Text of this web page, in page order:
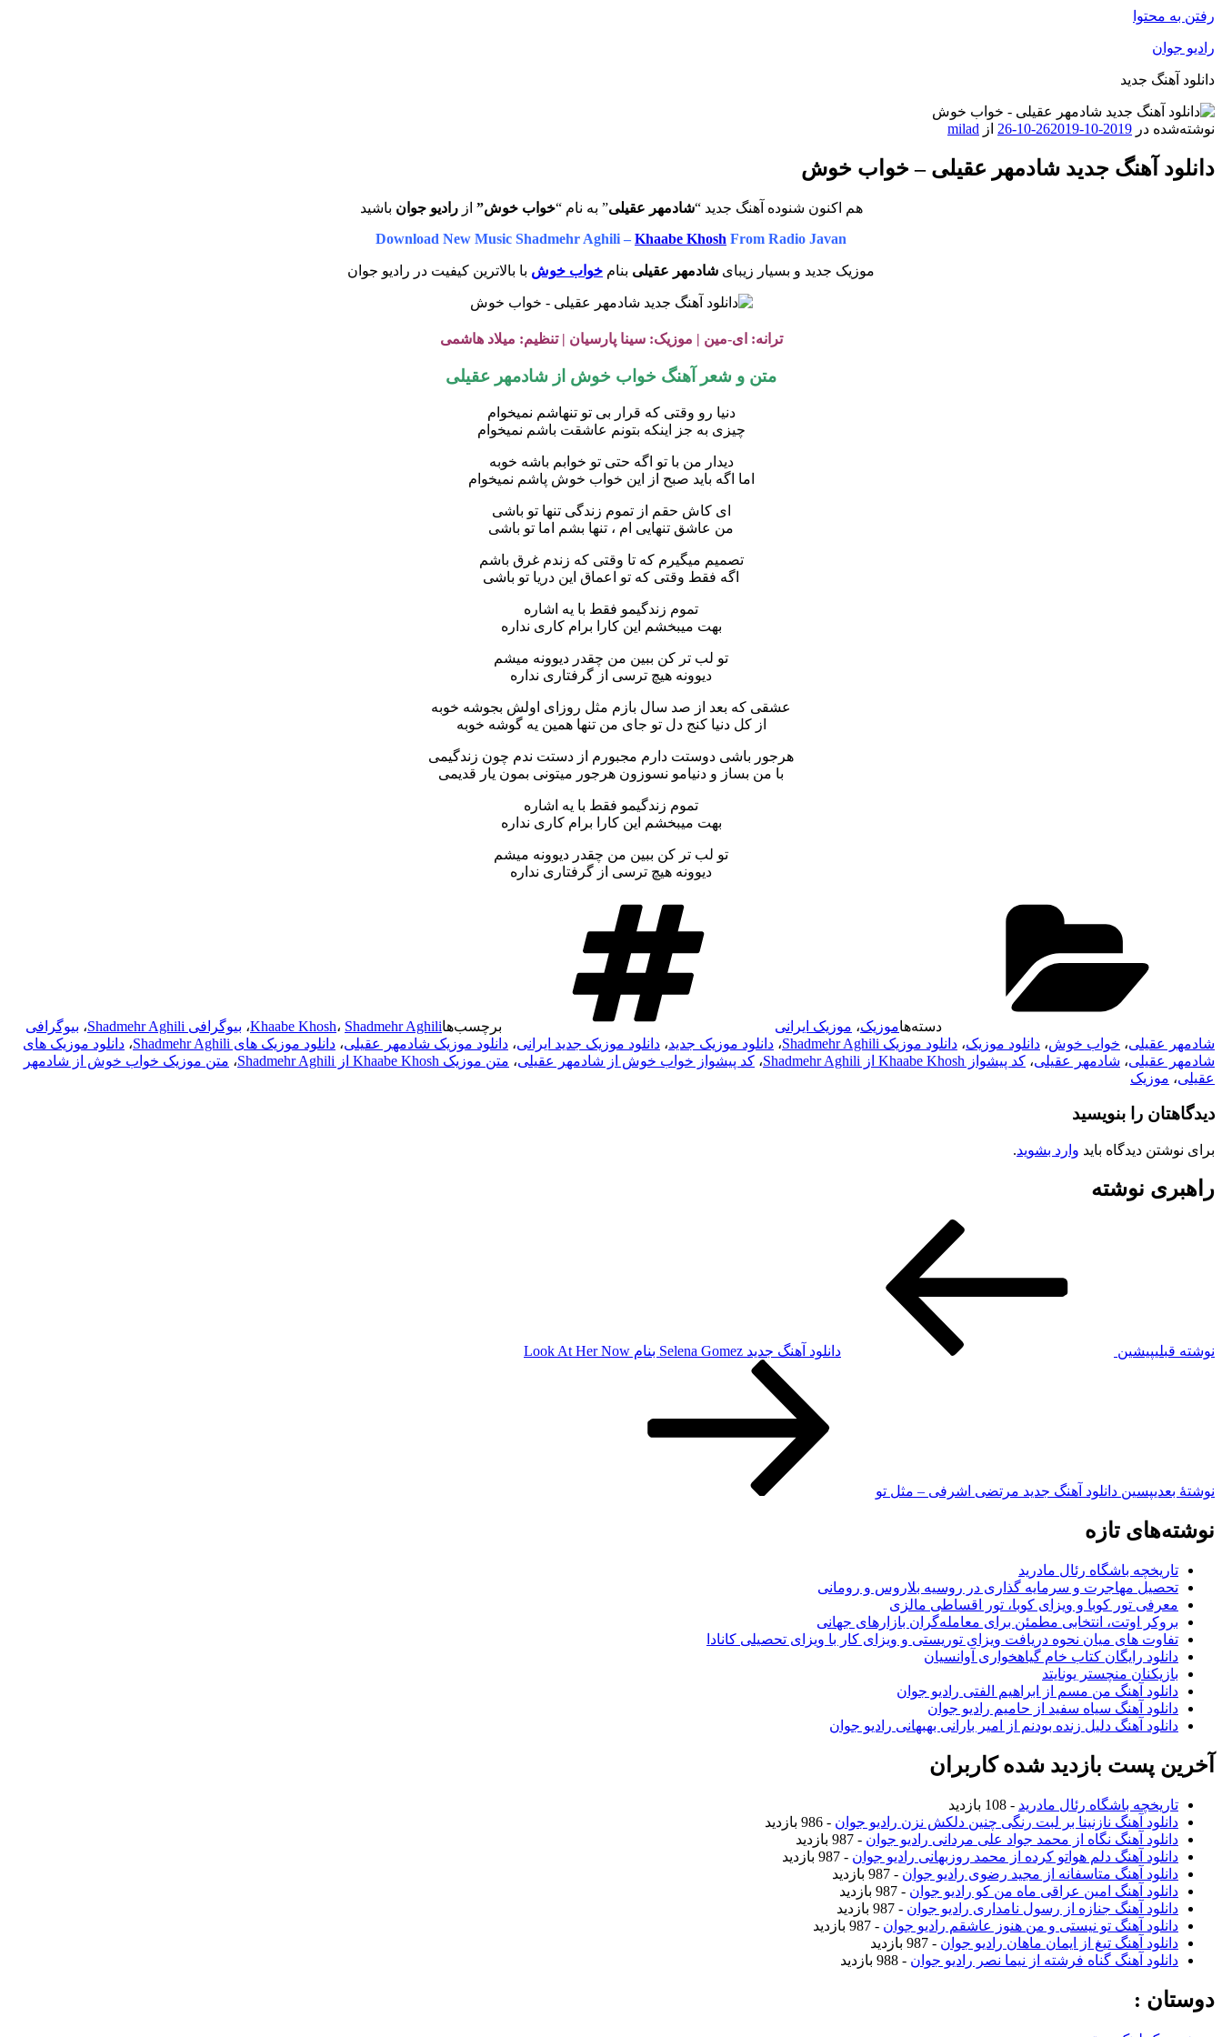
رفتن به محتوا
رادیو جوان
دانلود آهنگ جدید
نوشته‌شده در 2019-10-26
2019-10-26 از milad
دانلود آهنگ جدید شادمهر عقیلی – خواب خوش
هم اکنون شنوده آهنگ جدید “شادمهر عقیلی” به نام “خواب خوش” ازرادیو جوان باشید
Download New Music Shadmehr Aghili – Khaabe Khosh From Radio Javan
موزیک جدید و بسیار زیبای شادمهر عقیلی بنام خواب خوش با بالاترین کیفیت در رادیو جوان
ترانه: ای-مین | موزیک: سینا پارسیان | تنظیم: میلاد هاشمی
متن و شعر آهنگ خواب خوش از شادمهر عقیلی
دنیا رو وقتی که قرار بی تو تنهاشم نمیخوام
چیزی به جز اینکه بتونم عاشقت باشم نمیخوام
دیدار من با تو اگه حتی تو خوابم باشه خوبه
اما اگه باید صبح از این خواب خوش پاشم نمیخوام
ای کاش حقم از تموم زندگی تنها تو باشی
من عاشق تنهایی ام ، تنها بشم اما تو باشی
تصمیم میگیرم که تا وقتی که زندم غرق باشم
اگه فقط وقتی که تو اعماق این دریا تو باشی
تموم زندگیمو فقط با یه اشاره
بهت میبخشم این کارا برام کاری نداره
تو لب تر کن ببین من چقدر دیوونه میشم
دیوونه هیچ ترسی از گرفتاری نداره
عشقی که بعد از صد سال بازم مثل روزای اولش بجوشه خوبه
از کل دنیا کنج دل تو جای من تنها همین یه گوشه خوبه
هرجور باشی دوستت دارم مجبورم از دستت ندم چون زندگیمی
با من بساز و دنیامو نسوزون هرجور میتونی بمون یار قدیمی
تموم زندگیمو فقط با یه اشاره
بهت میبخشم این کارا برام کاری نداره
تو لب تر کن ببین من چقدر دیوونه میشم
دیوونه هیچ ترسی از گرفتاری نداره
دسته‌هاموزیک، موزیک ایرانی برچسب‌ها Khaabe Khosh، Shadmehr Aghili ، بیوگرافی Shadmehr Aghili ، بیوگرافی
شادمهر عقیلی، خواب خوش، دانلود موزیک، دانلود موزیک Shadmehr Aghili ، دانلود موزیک جدید، دانلود موزیک جدید ایرانی، دانلود موزیک شادمهر عقیلی، دانلود موزیک های Shadmehr Aghili ، دانلود موزیک های
شادمهر عقیلی، شادمهر عقیلی، کد پیشواز Khaabe Khosh از Shadmehr Aghili ، کد پیشواز خواب خوش از شادمهر عقیلی، متن موزیک Khaabe Khosh از Shadmehr Aghili ، متن موزیک خواب خوش از شادمهر
عقیلی، موزیک
دیدگاهتان را بنویسید
برای نوشتن دیدگاه باید وارد بشوید.
راهبری نوشته
نوشته قبلیپیشین دانلود آهنگ جدید Selena Gomez بنام Look At Her Now
نوشته‌ٔ بعدیپسین دانلود آهنگ جدید مرتضی اشرفی – مثل تو
نوشته‌های تازه
تاریخچه باشگاه رئال مادرید
تحصیل مهاجرت و سرمایه گذاری در روسیه بلاروس و رومانی
معرفی تور کوبا و ویزای کوبا، تور اقساطی مالزی
بروکر اوتت، انتخابی مطمئن برای معامله‌گران بازارهای جهانی
تفاوت های میان نحوه دریافت ویزای توریستی و ویزای کار با ویزای تحصیلی کانادا
دانلود رایگان کتاب خام گیاهخواری آوانسیان
بازیکنان منچستر یونایتد
دانلود آهنگ من مسم از ابراهیم الفتی رادیو جوان
دانلود آهنگ سیاه سفید از حامیم رادیو جوان
دانلود آهنگ دلیل زنده بودنم از امیر بارانی بهبهانی رادیو جوان
آخرین پست بازدید شده کاربران
تاریخچه باشگاه رئال مادرید - 108 بازدید
دانلود آهنگ نازنینا بر لبت رنگی چنین دلکش نزن رادیو جوان - 986 بازدید
دانلود آهنگ نگاه از محمد جواد علی مردانی رادیو جوان - 987 بازدید
دانلود آهنگ دلم هواتو کرده از محمد روزبهانی رادیو جوان - 987 بازدید
دانلود آهنگ متاسفانه از مجید رضوی رادیو جوان - 987 بازدید
دانلود آهنگ امین عراقی ماه من کو رادیو جوان - 987 بازدید
دانلود آهنگ جنازه از رسول نامداری رادیو جوان - 987 بازدید
دانلود آهنگ تو نیستی و من هنوز عاشقم رادیو جوان - 987 بازدید
دانلود آهنگ تیغ از ایمان ماهان رادیو جوان - 987 بازدید
دانلود آهنگ گناه فرشته از نیما نصر رادیو جوان - 988 بازدید
دوستان :